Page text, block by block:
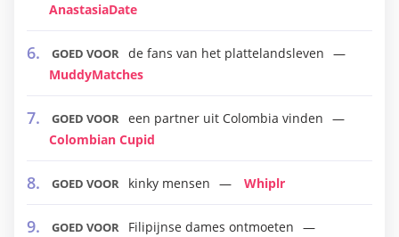
AnastasiaDate
GOED VOOR de fans van het plattelandsleven
MuddyMatches
GOED VOOR een partner uit Colombia vinden
Colombian Cupid
GOED VOOR kinky mensen Whiplr
GOED VOOR
Filipijnse dames ontmoeten